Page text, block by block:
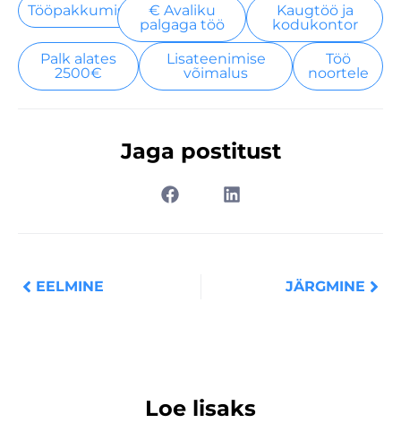
Tööpakkumised
€ Avaliku
palgaga töö
Kaugtöö ja
kodukontor
Palk alates
2500€
Lisateenimise
võimalus
Töö
noortele
Jaga postitust
EELMINE JÄRGMINE
Loe lisaks